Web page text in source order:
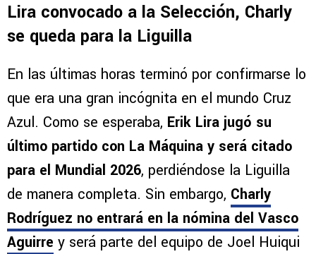
Lira convocado a la Selección, Charly
se queda para la Liguilla
En las últimas horas terminó por confirmarse lo
que era una gran incógnita en el mundo Cruz
Azul. Como se esperaba, Erik Lira jugó su
último partido con La Máquina y será citado
para el Mundial 2026, perdiéndose la Liguilla
de manera completa. Sin embargo, Charly
Rodríguez no entrará en la nómina del Vasco
Aguirre y será parte del equipo de Joel Huiqui